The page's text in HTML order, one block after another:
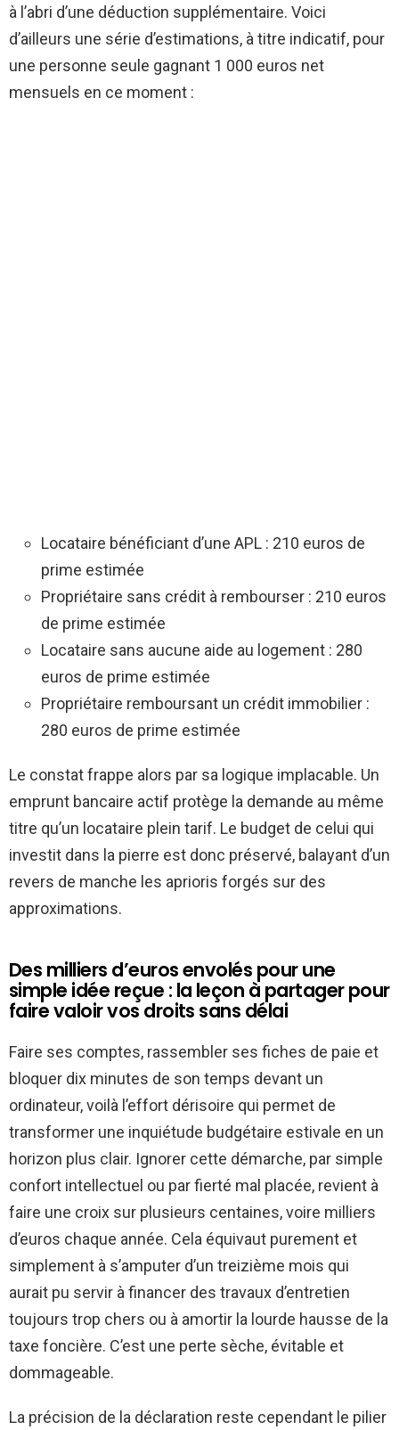
à l’abri d’une déduction supplémentaire. Voici
d’ailleurs une série d’estimations, à titre indicatif, pour
une personne seule gagnant 1 000 euros net
mensuels en ce moment :
Locataire bénéficiant d’une APL : 210 euros de
prime estimée
Propriétaire sans crédit à rembourser : 210 euros
de prime estimée
Locataire sans aucune aide au logement : 280
euros de prime estimée
Propriétaire remboursant un crédit immobilier :
280 euros de prime estimée
Le constat frappe alors par sa logique implacable. Un
emprunt bancaire actif protège la demande au même
titre qu’un locataire plein tarif. Le budget de celui qui
investit dans la pierre est donc préservé, balayant d’un
revers de manche les aprioris forgés sur des
approximations.
Des milliers d’euros envolés pour une
simple idée reçue : la leçon à partager pour
faire valoir vos droits sans délai
Faire ses comptes, rassembler ses fiches de paie et
bloquer dix minutes de son temps devant un
ordinateur, voilà l’effort dérisoire qui permet de
transformer une inquiétude budgétaire estivale en un
horizon plus clair. Ignorer cette démarche, par simple
confort intellectuel ou par fierté mal placée, revient à
faire une croix sur plusieurs centaines, voire milliers
d’euros chaque année. Cela équivaut purement et
simplement à s’amputer d’un treizième mois qui
aurait pu servir à financer des travaux d’entretien
toujours trop chers ou à amortir la lourde hausse de la
taxe foncière. C’est une perte sèche, évitable et
dommageable.
La précision de la déclaration reste cependant le pilier